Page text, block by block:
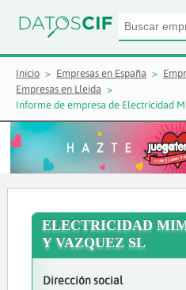
Inicio Empresas en España
Empresas en Lleida
Informe de empresa de Electricidad
ELECTRICIDAD
Y VAZQUEZ SL
Dirección social